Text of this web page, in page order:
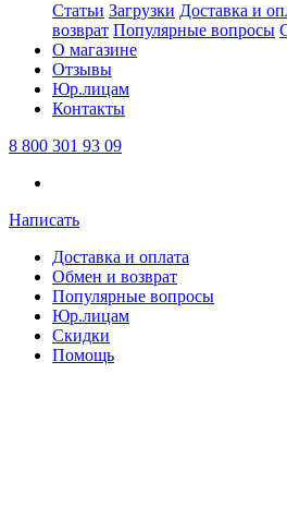
Статьи Загрузки Доставка и
возврат Популярные вопросы
О магазине
Отзывы
Юр.лицам
Контакты
8 800 301 93 09
Написать
Доставка и оплата
Обмен и возврат
Популярные вопросы
Юр.лицам
Скидки
Помощь